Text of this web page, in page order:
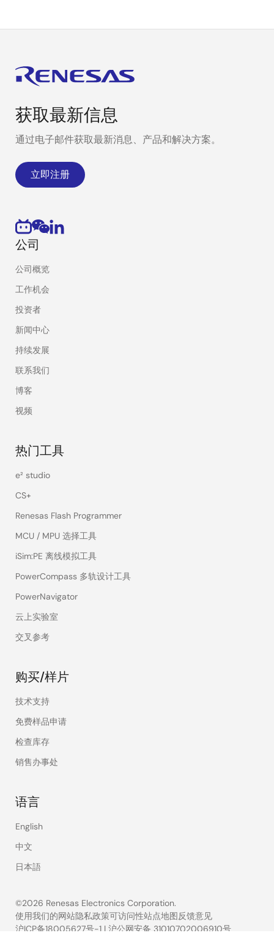
获取最新信息
通过电子邮件获取最新消息、产品和解决方案。
立即注册
公司
公司概览
工作机会
投资者
新闻中心
持续发展
联系我们
博客
视频
热门工具
e² studio
CS+
Renesas Flash Programmer
MCU / MPU 选择工具
iSim:PE 离线模拟工具
PowerCompass 多轨设计工具
PowerNavigator
云上实验室
交叉参考
购买/样片
技术支持
免费样品申请
检查库存
销售办事处
语言
English
中文
日本語
©2026 Renesas Electronics Corporation.
Legal
使用我们的网站隐私政策可访问性站点地图反馈意见
沪ICP备18005627号-1 | 沪公网安备 31010702006910号